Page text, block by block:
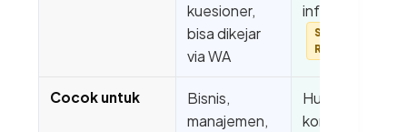
kuesioner,
bisa dikejar
via WA
informan
SAMA-SAMA
RIBET
Cocok untuk
Bisnis,
manajemen,
Hukum,
komunikasi,